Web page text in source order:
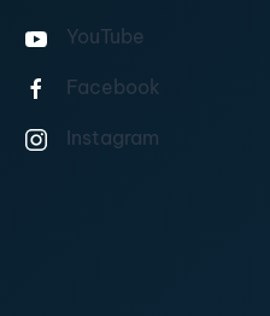
YouTube
Facebook
Instagram